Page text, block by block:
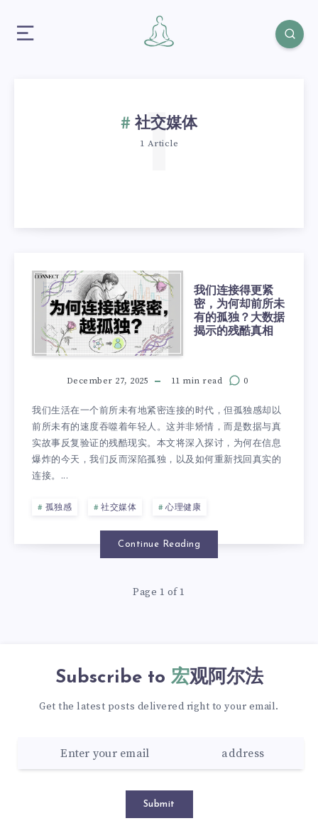
社交媒体
1 Article
1
我们连接得更紧
密，为何却前所未
有的孤独？大数据
揭示的残酷真相
December 27, 2025 11 min read 0
我们生活在一个前所未有地紧密连接的时代，但孤独感却以
前所未有的速度吞噬着年轻人。这并非矫情，而是数据与真
实故事反复验证的残酷现实。本文将深入探讨，为何在信息
爆炸的今天，我们反而深陷孤独，以及如何重新找回真实的
连接。...
孤独感 社交媒体 心理健康
Continue Reading
Page 1 of 1
Subscribe to 宏观阿尔法
Get the latest posts delivered right to your email.
Submit